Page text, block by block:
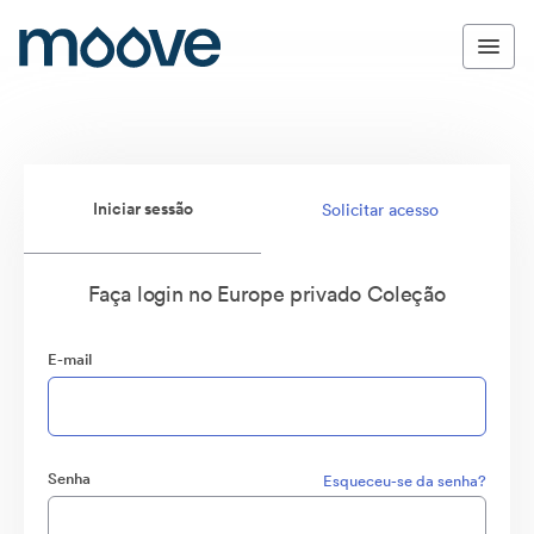
Iniciar sessão Solicitar acesso
Faça login no Europe privado Coleção
E-mail
Senha Esqueceu-se da senha?